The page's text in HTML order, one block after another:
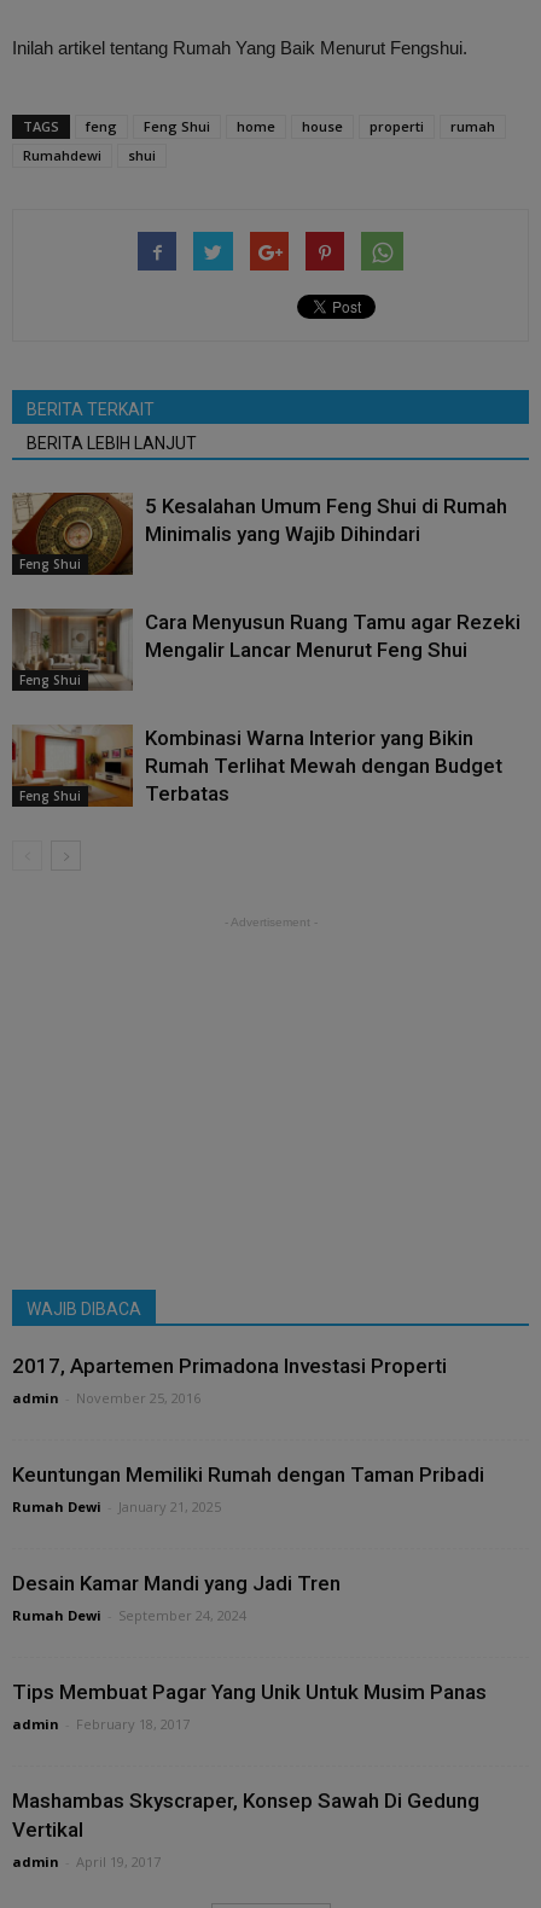
Inilah artikel tentang Rumah Yang Baik Menurut Fengshui.
TAGS feng Feng Shui home house properti
rumah
Rumahdewi
shui
BERITA TERKAIT
BERITA LEBIH LANJUT
Feng Shui
5 Kesalahan Umum Feng Shui di Rumah
Minimalis yang Wajib Dihindari
Feng Shui
Cara Menyusun Ruang Tamu agar Rezeki
Mengalir Lancar Menurut Feng Shui
Feng Shui
Kombinasi Warna Interior yang Bikin
Rumah Terlihat Mewah dengan Budget
Terbatas
- Advertisement -
WAJIB DIBACA
2017, Apartemen Primadona Investasi Properti
admin November 25, 2016
Keuntungan Memiliki Rumah dengan Taman Pribadi
Rumah Dewi January 21, 2025
Desain Kamar Mandi yang Jadi Tren
Rumah Dewi September 24, 2024
Tips Membuat Pagar Yang Unik Untuk Musim Panas
admin February 18, 2017
Mashambas Skyscraper, Konsep Sawah Di Gedung
Vertikal
admin April 19, 2017